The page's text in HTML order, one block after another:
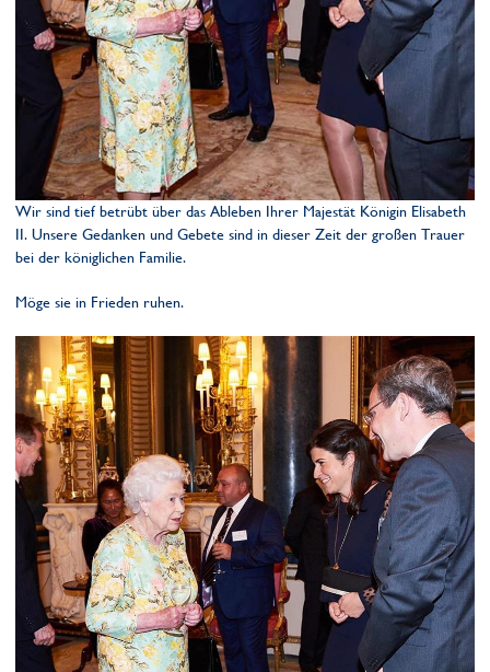
Wir sind tief betrübt über das Ableben Ihrer Majestät Königin Elisabeth
II. Unsere Gedanken und Gebete sind in dieser Zeit der großen Trauer
bei der königlichen Familie.
Möge sie in Frieden ruhen.